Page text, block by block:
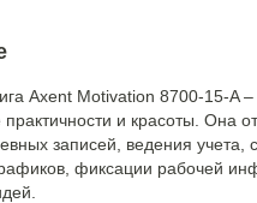
Axent Motivation 8700-15-A
и красоты. Она
записей, ведения учета,
фиксации рабочей